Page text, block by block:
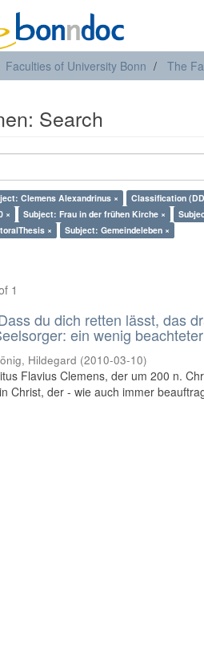
Faculties of University Bonn The
Search
Clemens Alexandrinus × Classification
×
Subject: Frau in der frühen Kirche ×
×
Subject: Gemeindeleben ×
1
du dich retten lässt, das
ein wenig
Hildegard (2010-03-10)
Flavius Clemens, der um 200 n.
Christ, der - wie auch immer